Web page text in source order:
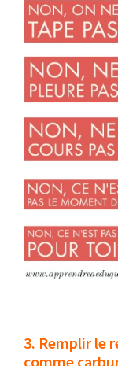
3. Remplir le
comme